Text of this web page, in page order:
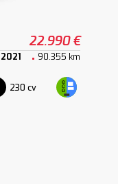
22.990 €
2021 90.355 km
230 cv